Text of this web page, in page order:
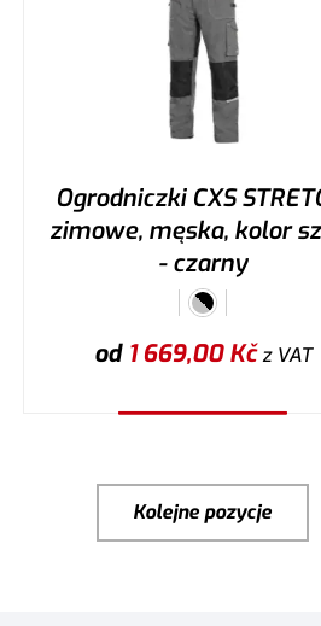
Ogrodniczki CXS
zimowe, męska, kolor
- czarny
od 1 669,00Kčz VAT
Kolejne pozycje